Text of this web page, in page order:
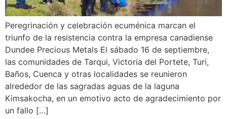
Peregrinación y celebración ecuménica marcan el
triunfo de la resistencia contra la empresa canadiense
Dundee Precious Metals El sábado 16 de septiembre,
las comunidades de Tarqui, Victoria del Portete, Turi,
Baños, Cuenca y otras localidades se reunieron
alrededor de las sagradas aguas de la laguna
Kimsakocha, en un emotivo acto de agradecimiento por
un fallo […]